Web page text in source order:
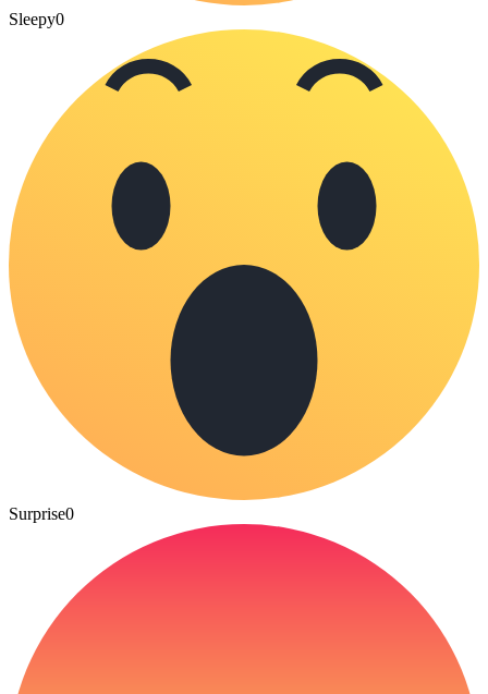
Sleepy0
Surprise0